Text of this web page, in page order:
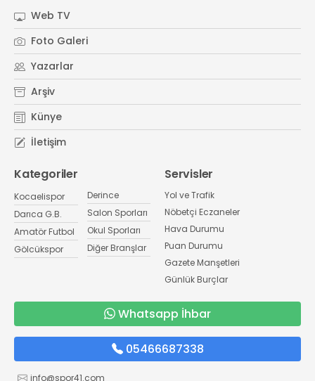
Web TV
Foto Galeri
Yazarlar
Arşiv
Künye
İletişim
Kategoriler
Kocaelispor
Darıca G.B.
Amatör Futbol
Gölcükspor
Derince
Salon Sporları
Okul Sporları
Diğer Branşlar
Servisler
Yol ve Trafik
Nöbetçi Eczaneler
Hava Durumu
Puan Durumu
Gazete Manşetleri
Günlük Burçlar
Whatsapp İhbar
05466687338
info@spor41.com